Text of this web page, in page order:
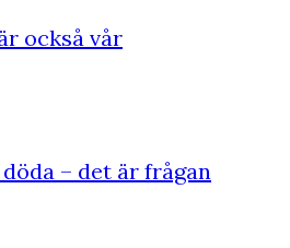
också vår
– det är frågan